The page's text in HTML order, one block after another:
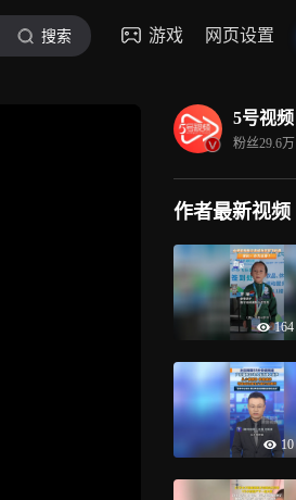
搜索 游戏 网页设置
5号视频
粉丝29.6万
作者最新视频
164
10